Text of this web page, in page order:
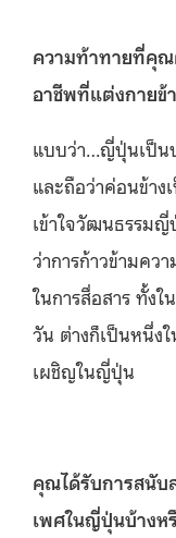
ความท้าทายที่คุณ
อาชีพที่แต่งกายข้
แบบว่า…ญี่ปุ่นเป็น
และถือว่าค่อนข้าง
เข้าใจวัฒนธรรม
ว่าการก้าวข้ามคว
ในการสื่อสาร ทั้งใ
วัน ต่างก็เป็นหนึ่ง
เผชิญในญี่ปุ่น
คุณได้รับการสนับ
เพศในญี่ปุ่นบ้างห